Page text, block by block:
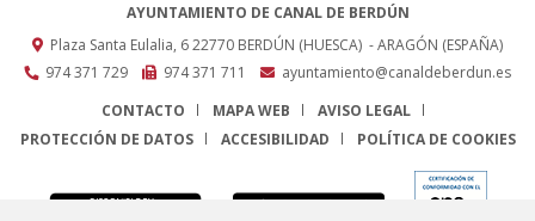
AYUNTAMIENTO DE CANAL DE BERDÚN
Plaza Santa Eulalia, 622770 BERDÚN (HUESCA) - ARAGÓN (ESPAÑA)
974 371 729
974 371 711
ayuntamiento@canaldeberdun.es
CONTACTO
MAPA WEB
AVISO LEGAL
PROTECCIÓN DE DATOS
ACCESIBILIDAD POLÍTICA DE COOKIES